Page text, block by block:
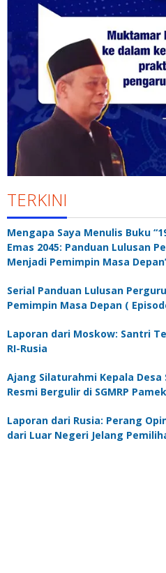
TERKINI
Mengapa Saya Menulis Buku
Emas 2045: Panduan Lulusan
Menjadi Pemimpin Masa
Serial Panduan Lulusan
Pemimpin Masa Depan (
Laporan dari Moskow: Santri
RI-Rusia
Ajang Silaturahmi Kepala Desa
Resmi Bergulir di SGMRP
Laporan dari Rusia: Perang
dari Luar Negeri Jelang